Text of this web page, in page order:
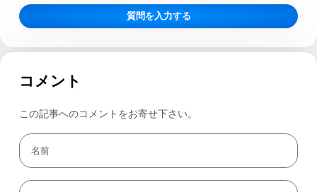
質問を入力する
コメント
この記事へのコメントをお寄せ下さい。